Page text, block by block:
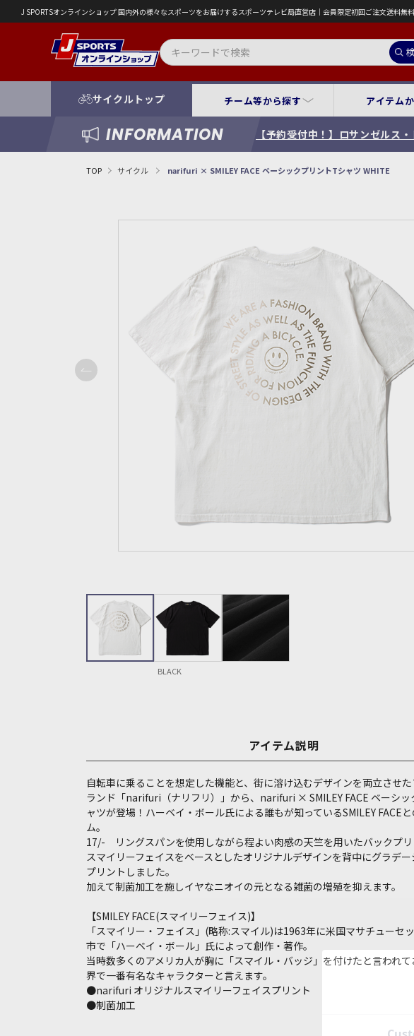
J SPORTSオンラインショップ 国内外の様々なスポーツをお届けするスポーツテレビ局直営店｜会員限定初回ご注文送料無
サイクルトップ チーム等から探す アイテム
INFORMATION 【予約受付中！】ロサンゼルス
TOP サイクル narifuri × SMILEY FACE ベーシックプリントTシャツ WHITE
BLACK
アイテム説明
自転車に乗ることを想定した機能と、街に溶け込むデザインを両立させ
ランド「narifuri（ナリフリ）」から、narifuri × SMILEY FACE ベーシッ
ャツが登場！ハーベイ・ボール氏による誰もが知っているSMILEY FACE
ム。
17/- リングスパンを使用しながら程よい肉感の天竺を用いたバックプリ
スマイリーフェイスをベースとしたオリジナルデザインを背中にグラデ
プリントしました。
加えて制菌加工を施しイヤなニオイの元となる雑菌の増殖を抑えます。
【SMILEY FACE(スマイリーフェイス)】
「スマイリー・フェイス」(略称:スマイル)は1963年に米国マサチューセ
市で「ハーベイ・ボール」氏によって創作・著作。
当時数多くのアメリカ人が胸に「スマイル・バッジ」を付けたと言われ
界で一番有名なキャラクターと言えます。
●narifuri オリジナルスマイリーフェイスプリント
●制菌加工